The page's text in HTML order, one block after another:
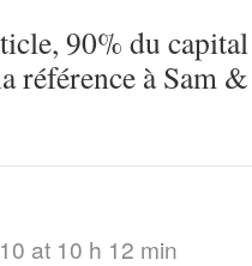
90% du
référence à Sam
at 10 h 12 min